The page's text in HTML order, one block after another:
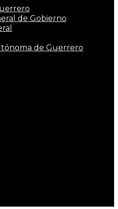
de Gobierno
de Guerrero